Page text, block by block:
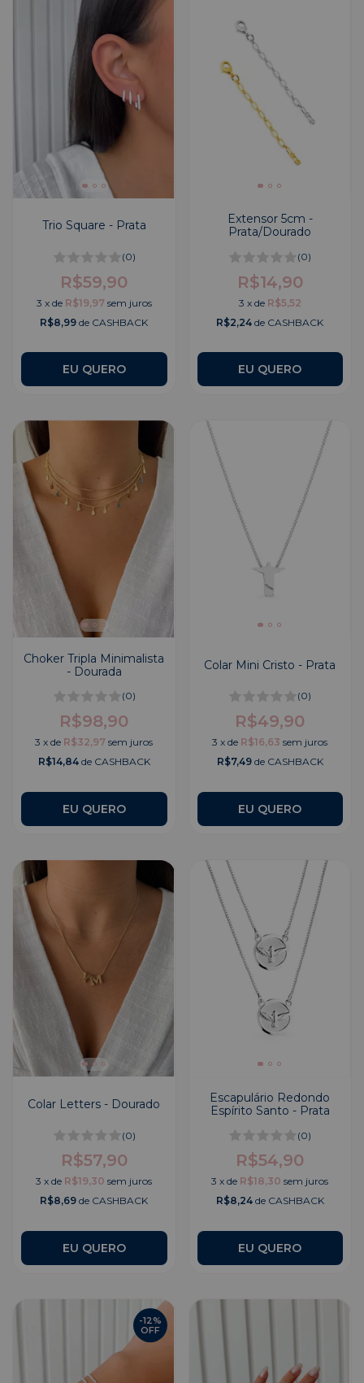
Trio Square - Prata
(0)
R$59,90
3 x de R$19,97 sem juros
R$8,99 de CASHBACK
Extensor 5cm -
Prata/Dourado
(0)
R$14,90
3 x de R$5,52
R$2,24 de CASHBACK
EU QUERO
Choker Tripla Minimalista
- Dourada
(0)
R$98,90
3 xde R$32,97 sem juros
R$14,84de CASHBACK
Colar Mini Cristo - Prata
(0)
R$49,90
3 xde R$16,63 sem juros
R$7,49de CASHBACK
Colar Letters - Dourado
(0)
R$57,90
3 xde R$19,30 sem juros
R$8,69 de CASHBACK
EU QUERO
Escapulário Redondo
Espírito Santo - Prata
(0)
R$54,90
3 xde R$18,30 sem juros
R$8,24de CASHBACK
-12%
OFF